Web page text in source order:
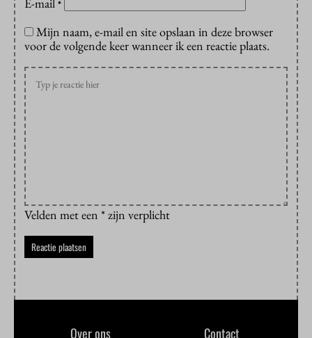
E-mail *
Mijn naam, e-mail en site opslaan in deze browser
voor de volgende keer wanneer ik een reactie plaats.
Velden met een * zijn verplicht
Over ons Contact